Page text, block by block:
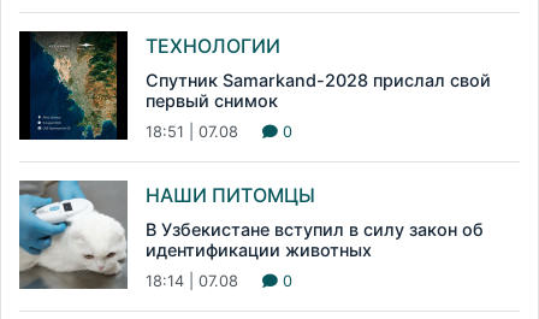
ТЕХНОЛОГИИ
Спутник Samarkand-2028 прислал свой
первый снимок
18:51 | 07.08 0
НАШИ ПИТОМЦЫ
В Узбекистане вступил в силу закон об
идентификации животных
18:14 | 07.08 0